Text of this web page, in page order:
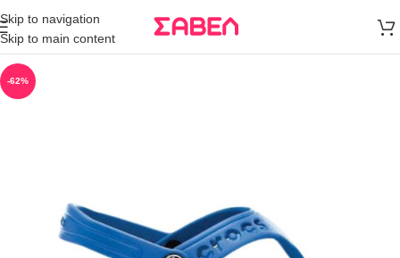
Skip to navigation
Skip to main content
άνω των 80€
Παραγγελία
-62%